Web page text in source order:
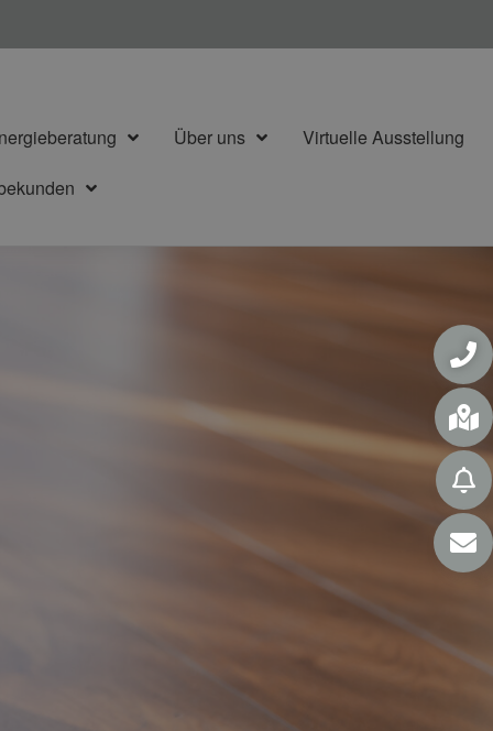
Über uns
Virtuelle Ausstellung